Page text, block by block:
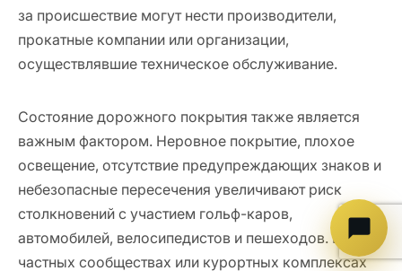
за происшествие могут нести производители,
прокатные компании или организации,
осуществлявшие техническое обслуживание.
Состояние дорожного покрытия также является
важным фактором. Неровное покрытие, плохое
освещение, отсутствие предупреждающих знаков и
небезопасные пересечения увеличивают риск
столкновений с участием гольф-каров,
автомобилей, велосипедистов и пешеходов. В
частных сообществах или курортных комплексах